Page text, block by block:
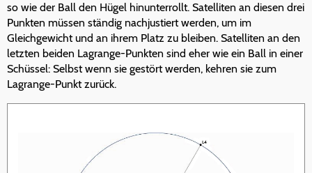
so wie der Ball den Hügel hinunterrollt. Satelliten an diesen drei
Punkten müssen ständig nachjustiert werden, um im
Gleichgewicht und an ihrem Platz zu bleiben. Satelliten an den
letzten beiden Lagrange-Punkten sind eher wie ein Ball in einer
Schüssel: Selbst wenn sie gestört werden, kehren sie zum
Lagrange-Punkt zurück.